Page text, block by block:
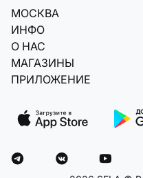
МОСКВА
ИНФО
О НАС
МАГАЗИНЫ
ПРИЛОЖЕНИЕ